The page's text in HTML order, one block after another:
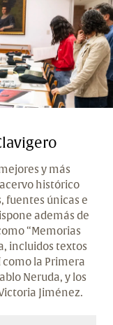
y más
histórico
fuentes únicas e
además de
“Memorias
incluidos textos
como la Primera
Neruda, y los
Jiménez.